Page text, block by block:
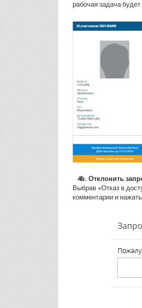
рабочая задача
4b. Отклонить
Выбрав «Отказ в
комментарии и